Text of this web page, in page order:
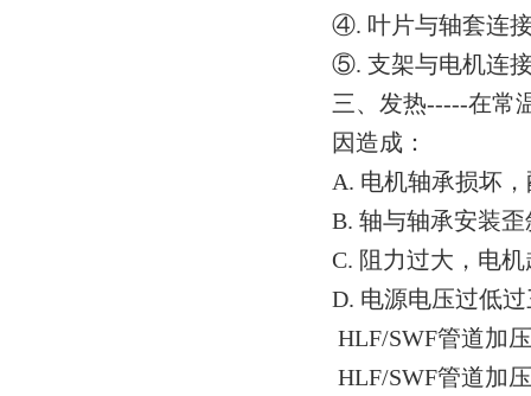
④. 叶片与轴套连
⑤. 支架与电机连
三、发热-----在常
因造成：
A. 电机轴承损坏
B. 轴与轴承安装
C. 阻力过大，电
D. 电源电压过低
HLF/SWF管道加
HLF/SWF管道加